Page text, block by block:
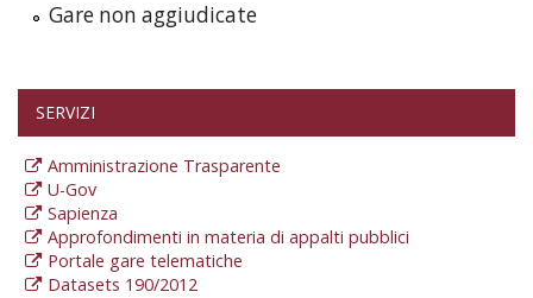
Gare non aggiudicate
SERVIZI
Amministrazione Trasparente
U-Gov
Sapienza
Approfondimenti in materia di appalti pubblici
Portale gare telematiche
Datasets 190/2012